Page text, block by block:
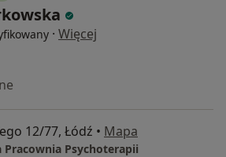
· Więcej
12/77, Łódź • Mapa
Psychoterapii